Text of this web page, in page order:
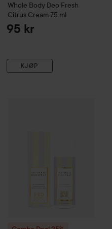
Whole Body Deo Fresh
Citrus Cream75 ml
95 kr
KJØP